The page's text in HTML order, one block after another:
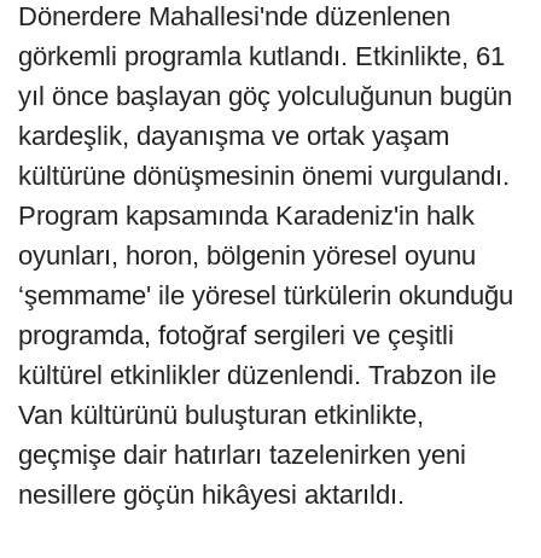
Dönerdere Mahallesi'nde düzenlenen
görkemli programla kutlandı. Etkinlikte, 61
yıl önce başlayan göç yolculuğunun bugün
kardeşlik, dayanışma ve ortak yaşam
kültürüne dönüşmesinin önemi vurgulandı.
Program kapsamında Karadeniz'in halk
oyunları, horon, bölgenin yöresel oyunu
‘şemmame' ile yöresel türkülerin okunduğu
programda, fotoğraf sergileri ve çeşitli
kültürel etkinlikler düzenlendi. Trabzon ile
Van kültürünü buluşturan etkinlikte,
geçmişe dair hatırları tazelenirken yeni
nesillere göçün hikâyesi aktarıldı.